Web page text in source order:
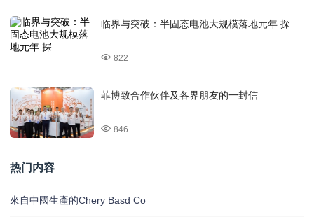
临界与突破：半固态电池大规模落地元年 探
822
菲博致合作伙伴及各界朋友的一封信
846
热门内容
來自中國生產的Chery Basd Co